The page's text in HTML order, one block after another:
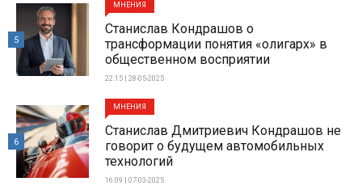
МНЕНИЯ
Станислав Кондрашов о
трансформации понятия «олигарх» в
общественном восприятии
22:15 | 28-05-2025
5
МНЕНИЯ
Станислав Дмитриевич Кондрашов не
говорит о будущем автомобильных
технологий
16:09 | 07-03-2025
6